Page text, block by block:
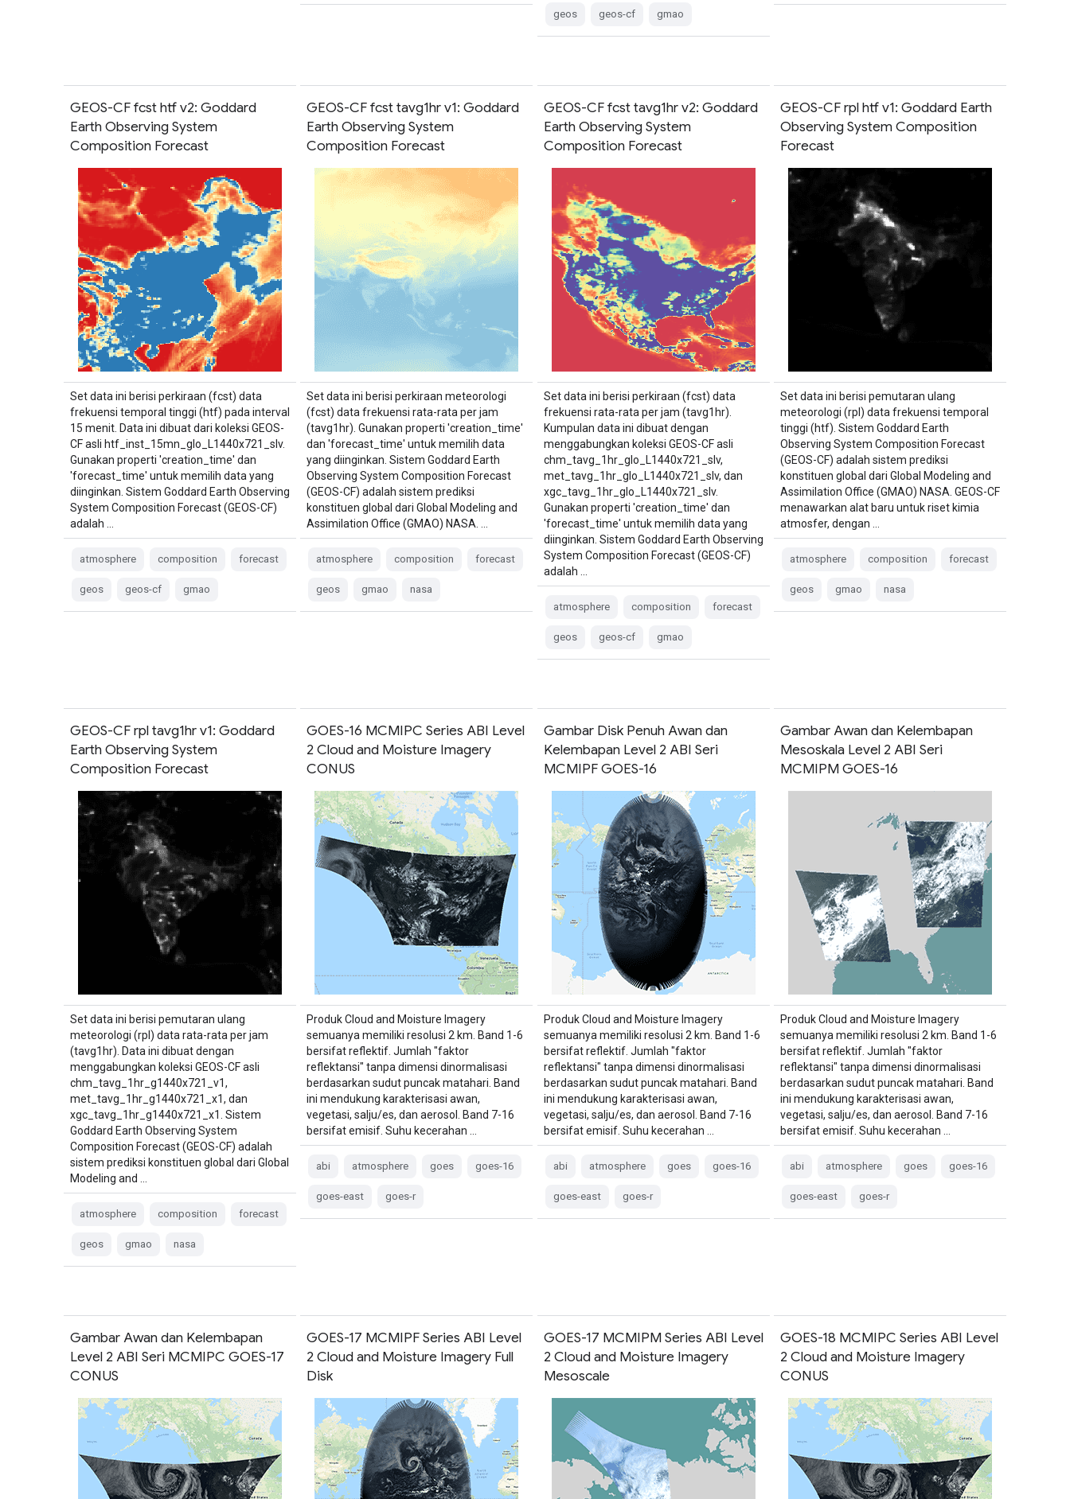
geos geos-cf gmao
GEOS-CF fcst htf v2: Goddard
Earth Observing System
Composition Forecast
Set data ini berisi perkiraan (fcst) data
frekuensi temporal tinggi (htf) pada interval
15 menit. Data ini dibuat dari koleksi GEOS-
CF asli htf_inst_15mn_glo_L1440x721_slv.
Gunakan properti 'creation_time' dan
'forecast_time' untuk memilih data yang
diinginkan. Sistem Goddard Earth Observing
System Composition Forecast (GEOS-CF)
adalah …
atmosphere composition forecast
geos geos-cf gmao
GEOS-CF fcst tavg1hr v1: Goddard
Earth Observing System
Composition Forecast
Set data ini berisi perkiraan meteorologi
(fcst) data frekuensi rata-rata per jam
(tavg1hr). Gunakan properti 'creation_time'
dan 'forecast_time' untuk memilih data
yang diinginkan. Sistem Goddard Earth
Observing System Composition Forecast
(GEOS-CF) adalah sistem prediksi
konstituen global dari Global Modeling and
Assimilation Office (GMAO) NASA. …
atmosphere composition forecast
geos gmao nasa
GEOS-CF fcst tavg1hr v2: Goddard
Earth Observing System
Composition Forecast
Set data ini berisi perkiraan (fcst) data
frekuensi rata-rata per jam (tavg1hr).
Kumpulan data ini dibuat dengan
menggabungkan koleksi GEOS-CF asli
chm_tavg_1hr_glo_L1440x721_slv,
met_tavg_1hr_glo_L1440x721_slv, dan
xgc_tavg_1hr_glo_L1440x721_slv.
Gunakan properti 'creation_time' dan
'forecast_time' untuk memilih data yang
diinginkan. Sistem Goddard Earth Observing
System Composition Forecast (GEOS-CF)
adalah …
atmosphere composition forecast
geos geos-cf gmao
GEOS-CF rpl htf v1: Goddard Earth
Observing System Composition
Forecast
Set data ini berisi pemutaran ulang
meteorologi (rpl) data frekuensi temporal
tinggi (htf). Sistem Goddard Earth
Observing System Composition Forecast
(GEOS-CF) adalah sistem prediksi
konstituen global dari Global Modeling and
Assimilation Office (GMAO) NASA. GEOS-CF
menawarkan alat baru untuk riset kimia
atmosfer, dengan …
atmosphere composition forecast
geos gmao nasa
GEOS-CF rpl tavg1hr v1: Goddard
Earth Observing System
Composition Forecast
Set data ini berisi pemutaran ulang
meteorologi (rpl) data rata-rata per jam
(tavg1hr). Data ini dibuat dengan
menggabungkan koleksi GEOS-CF asli
chm_tavg_1hr_g1440x721_v1,
met_tavg_1hr_g1440x721_x1, dan
xgc_tavg_1hr_g1440x721_x1. Sistem
Goddard Earth Observing System
Composition Forecast (GEOS-CF) adalah
sistem prediksi konstituen global dari Global
Modeling and …
atmosphere composition forecast
geos gmao nasa
GOES-16 MCMIPC Series ABI Level
2 Cloud and Moisture Imagery
CONUS
Produk Cloud and Moisture Imagery
semuanya memiliki resolusi 2 km. Band 1-6
bersifat reflektif. Jumlah "faktor
reflektansi" tanpa dimensi dinormalisasi
berdasarkan sudut puncak matahari. Band
ini mendukung karakterisasi awan,
vegetasi, salju/es, dan aerosol. Band 7-16
bersifat emisif. Suhu kecerahan …
abi atmosphere goes goes-16
goes-east goes-r
Gambar Disk Penuh Awan dan
Kelembapan Level 2 ABI Seri
MCMIPF GOES-16
Produk Cloud and Moisture Imagery
semuanya memiliki resolusi 2 km. Band 1-6
bersifat reflektif. Jumlah "faktor
reflektansi" tanpa dimensi dinormalisasi
berdasarkan sudut puncak matahari. Band
ini mendukung karakterisasi awan,
vegetasi, salju/es, dan aerosol. Band 7-16
bersifat emisif. Suhu kecerahan …
abi atmosphere goes goes-16
goes-east goes-r
Gambar Awan dan Kelembapan
Mesoskala Level 2 ABI Seri
MCMIPM GOES-16
Produk Cloud and Moisture Imagery
semuanya memiliki resolusi 2 km. Band 1-6
bersifat reflektif. Jumlah "faktor
reflektansi" tanpa dimensi dinormalisasi
berdasarkan sudut puncak matahari. Band
ini mendukung karakterisasi awan,
vegetasi, salju/es, dan aerosol. Band 7-16
bersifat emisif. Suhu kecerahan …
abi atmosphere goes goes-16
goes-east goes-r
Gambar Awan dan Kelembapan
Level 2 ABI Seri MCMIPC GOES-17
CONUS
GOES-17 MCMIPF Series ABI Level
2 Cloud and Moisture Imagery Full
Disk
GOES-17 MCMIPM Series ABI Level
2 Cloud and Moisture Imagery
Mesoscale
GOES-18 MCMIPC Series ABI Level
2 Cloud and Moisture Imagery
CONUS